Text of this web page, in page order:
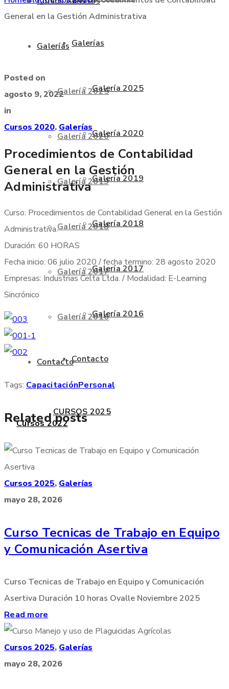
Galerías
Galería 2025
Galería 2020
Galería 2019
Galería 2018
Galería 2017
Galería 2016
Contacto
Cursos 2022
Galerías
Galería 2025
Galería 2020
Galería 2019
Galería 2018
Galería 2017
Galería 2016
Contacto
CURSOS 2025
General en la Gestión Administrativa
Posted on
agosto 9, 2022
in
Cursos 2020, Galerías
Procedimientos de Contabilidad
General en la Gestión
Administrativa
Curso: Procedimientos de Contabilidad General en la Gestión
Administrativa.
Duración: 60 HORAS
Fecha inicio: 06 julio 2020 / fecha termino: 28 agosto 2020
Empresas: Industrias Celta Ltda. / Modalidad: E-Learning
Sincrónico
Tags: CapacitaciónPersonal
Related posts
Cursos 2025, Galerías
mayo 28, 2026
Curso Tecnicas de Trabajo en Equipo
y Comunicación Asertiva
Curso Tecnicas de Trabajo en Equipo y Comunicación
Asertiva Duración 10 horas Ovalle Noviembre 2025
Read more
Cursos 2025, Galerías
mayo 28, 2026